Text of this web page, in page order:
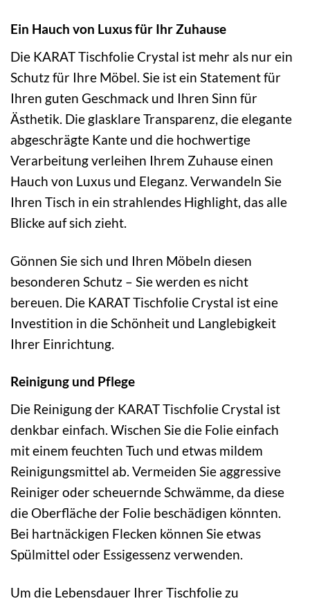
Ein Hauch von Luxus für Ihr Zuhause
Die KARAT Tischfolie Crystal ist mehr als nur ein
Schutz für Ihre Möbel. Sie ist ein Statement für
Ihren guten Geschmack und Ihren Sinn für
Ästhetik. Die glasklare Transparenz, die elegante
abgeschrägte Kante und die hochwertige
Verarbeitung verleihen Ihrem Zuhause einen
Hauch von Luxus und Eleganz. Verwandeln Sie
Ihren Tisch in ein strahlendes Highlight, das alle
Blicke auf sich zieht.
Gönnen Sie sich und Ihren Möbeln diesen
besonderen Schutz – Sie werden es nicht
bereuen. Die KARAT Tischfolie Crystal ist eine
Investition in die Schönheit und Langlebigkeit
Ihrer Einrichtung.
Reinigung und Pflege
Die Reinigung der KARAT Tischfolie Crystal ist
denkbar einfach. Wischen Sie die Folie einfach
mit einem feuchten Tuch und etwas mildem
Reinigungsmittel ab. Vermeiden Sie aggressive
Reiniger oder scheuernde Schwämme, da diese
die Oberfläche der Folie beschädigen könnten.
Bei hartnäckigen Flecken können Sie etwas
Spülmittel oder Essigessenz verwenden.
Um die Lebensdauer Ihrer Tischfolie zu